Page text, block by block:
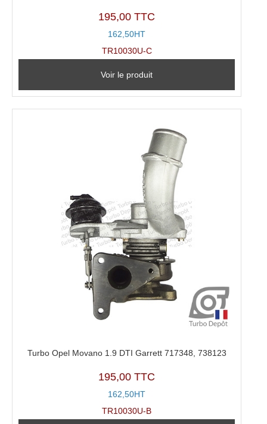
195,00 TTC
162,50HT
TR10030U-C
Voir le produit
Turbo Opel Movano 1.9 DTI Garrett 717348, 738123
195,00 TTC
162,50HT
TR10030U-B